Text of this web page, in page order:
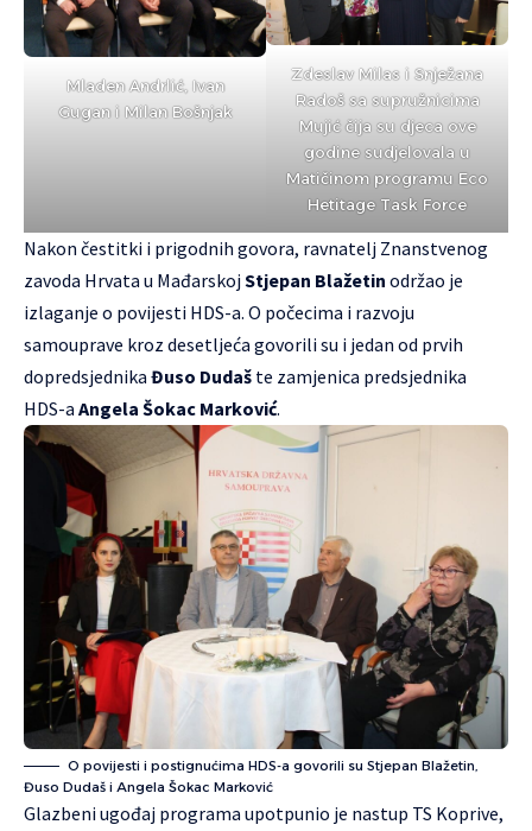
Mladen Andrlić, Ivan
Gugan i Milan Bošnjak
Zdeslav Milas i Snježana
Radoš sa supružnicima
Mujić čija su djeca ove
godine sudjelovala u
Matičinom programu Eco
Hetitage Task Force
Nakon čestitki i prigodnih govora, ravnatelj Znanstvenog
zavoda Hrvata u MađarskojStjepan Blažetin održao je
izlaganje o povijesti HDS-a. O počecima i razvoju
samouprave kroz desetljeća govorili su i jedan od prvih
dopredsjednika Đuso Dudaš te zamjenica predsjednika
HDS-a Angela Šokac Marković.
O povijesti i postignućima HDS-a govorili su Stjepan Blažetin,
Đuso Dudaš i Angela Šokac Marković
Glazbeni ugođaj programa upotpunio je nastup TS Koprive,